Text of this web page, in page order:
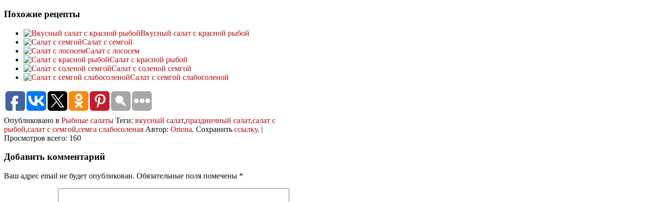
Похожие рецепты
Вкусный салат с красной рыбой
Салат с семгой
Салат с лососем
Салат с красной рыбой
Салат с соленой семгой
Салат с семгой слабосоленой
Опубликовано в Рыбные салаты Теги: вкусный салат,праздничный салат,салат с
рыбой,салат с семгой,семга слабосоленая Автор: Oriona. Сохранить ссылку. |
Просмотров всего: 160
Добавить комментарий
Ваш адрес email не будет опубликован. Обязательные поля помечены *